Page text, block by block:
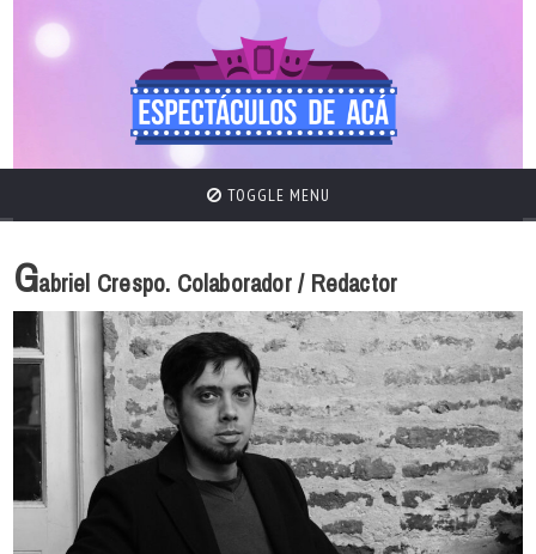
TOGGLE MENU
Gabriel Crespo. Colaborador / Redactor